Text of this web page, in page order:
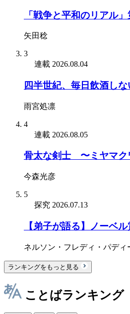
「戦争と平和のリアル
矢田稔
3
連載 2026.08.04
四半世紀、毎日飲酒し
雨宮処凛
4
連載 2026.08.05
骨太な剣士 〜ミヤマク
今森光彦
5
探究 2026.07.13
【弟子が語る】ノーベ
ネルソン・フレディ・パディ
ランキングをもっと見る
ことばランキング